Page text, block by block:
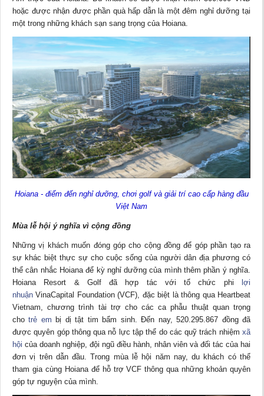
hoặc được nhận được phần quà hấp dẫn là một đêm nghỉ dưỡng tại
một trong những khách sạn sang trọng của Hoiana.
Hoiana - điểm đến nghỉ dưỡng, chơi golf và giải trí cao cấp hàng đầu
Việt Nam
Mùa lễ hội ý nghĩa vì cộng đồng
Những vị khách muốn đóng góp cho cộng đồng để góp phần tạo ra
sự khác biệt thực sự cho cuộc sống của người dân địa phương có
thể cân nhắc Hoiana để kỳ nghỉ dưỡng của mình thêm phần ý nghĩa.
Hoiana Resort & Golf đã hợp tác với tổ chức phi
lợi
nhuận VinaCapital Foundation (VCF), đặc biệt là thông qua Heartbeat
Vietnam, chương trình tài trợ cho các ca phẫu thuật quan trọng
chotrẻ em bị dị tật tim bẩm sinh. Đến nay, 520.295.867 đồng đã
được quyên góp thông qua nỗ lực tập thể do các quỹ trách nhiệm xã
hội của doanh nghiệp, đội ngũ điều hành, nhân viên và đối tác của hai
đơn vị trên dẫn đầu. Trong mùa lễ hội năm nay, du khách có thể
tham gia cùng Hoiana để hỗ trợ VCF thông qua những khoản quyên
góp tự nguyện của mình.